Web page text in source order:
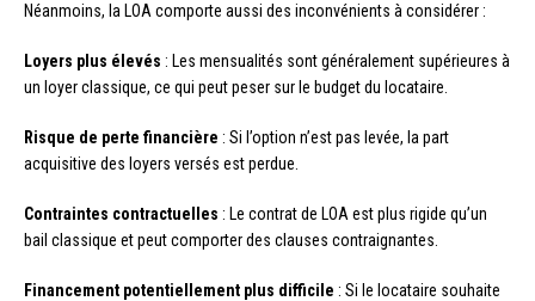
Néanmoins, la LOA comporte aussi des inconvénients à considérer :
Loyers plus élevés : Les mensualités sont généralement supérieures à
un loyer classique, ce qui peut peser sur le budget du locataire.
Risque de perte financière : Si l’option n’est pas levée, la part
acquisitive des loyers versés est perdue.
Contraintes contractuelles : Le contrat de LOA est plus rigide qu’un
bail classique et peut comporter des clauses contraignantes.
Financement potentiellement plus difficile : Si le locataire souhaite